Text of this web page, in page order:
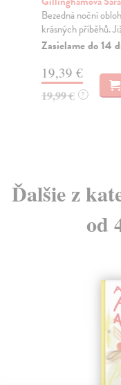
Bezedná noční
krásných příběhů.
Zasielame do 14
19,39 €
19,99 € ?
Ďalšie z
od